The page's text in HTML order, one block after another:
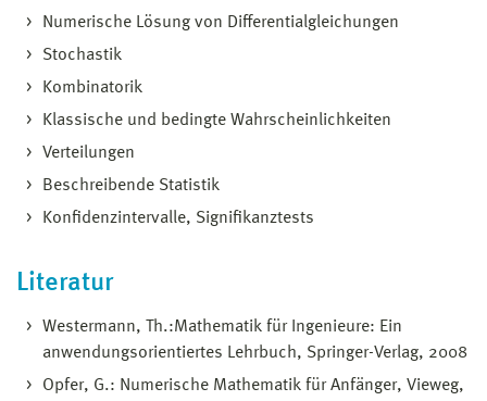
Numerische Lösung von Differentialgleichungen
Stochastik
Kombinatorik
Klassische und bedingte Wahrscheinlichkeiten
Verteilungen
Beschreibende Statistik
Konfidenzintervalle, Signifikanztests
Literatur
Westermann, Th.:Mathematik für Ingenieure: Ein
anwendungsorientiertes Lehrbuch, Springer-Verlag, 2008
Opfer, G.: Numerische Mathematik für Anfänger, Vieweg,